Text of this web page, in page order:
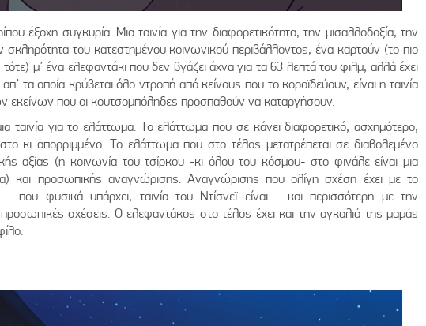
έξοχη συγκυρία. Μια ταινία για την διαφορετικότητα, την μισαλλοδοξία, την
σκληρότητα του κατεστημένου κοινωνικού περιβάλλοντος, ένα καρτούν (το πιο
μ’ ένα ελεφαντάκι που δεν βγάζει άχνα για τα 63 λεπτά του φιλμ, αλλά έχει
τα οποία κρύβεται όλο ντροπή από κείνους που το κοροϊδεύουν, είναι η ταινία
εκείνων που οι κουτσομπόληδες προσπαθούν να καταργήσουν.
ταινία για το ελάττωμα. Το ελάττωμα που σε κάνει διαφορετικό, ασχημότερο,
κι απορριμμένο. Το ελάττωμα που στο τέλος μετατρέπεται σε διαβολεμένο
αξίας (η κοινωνία του τσίρκου -κι όλου του κόσμου- στο φινάλε είναι μια
και προσωπικής αναγνώρισης. Αναγνώρισης που ολίγη σχέση έχει με το
– που φυσικά υπάρχει, ταινία του Ντίσνεϊ είναι - και περισσότερη με την
σχέσεις. Ο ελεφαντάκος στο τέλος έχει και την αγκαλιά της μαμάς